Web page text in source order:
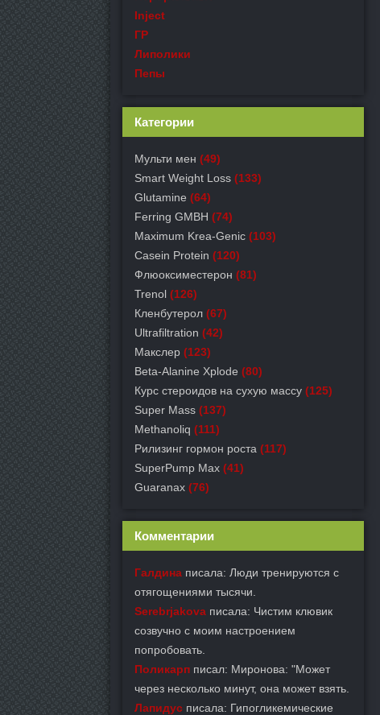
Inject
ГР
Липолики
Пепы
Категории
Мульти мен (49)
Smart Weight Loss (133)
Glutamine (64)
Ferring GMBH (74)
Maximum Krea-Genic (103)
Casein Protein (120)
Флюоксиместерон (81)
Trenol (126)
Кленбутерол (67)
Ultrafiltration (42)
Макслер (123)
Beta-Alanine Xplode (80)
Курс стероидов на сухую массу (125)
Super Mass (137)
Methanoliq (111)
Рилизинг гормон роста (117)
SuperPump Max (41)
Guaranax (76)
Комментарии
Галдина писала: Люди тренируются с
отягощениями тысячи.
Serebrjakova писала: Чистим клювик
созвучно с моим настроением
попробовать.
Поликарп писал: Миронова: "Может
через несколько минут, она может взять.
Лапидус писала: Гипогликемические